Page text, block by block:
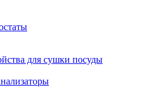
для сушки посуды